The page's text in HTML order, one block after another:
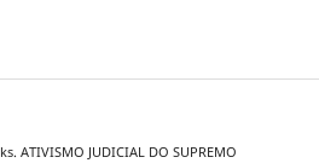
ATIVISMO JUDICIAL DO SUPREMO